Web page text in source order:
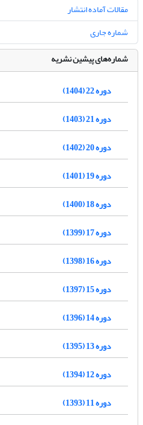
مقالات آماده انتشار
شماره جاری
شماره‌های پیشین نشریه
دوره 22 (1404)
دوره 21 (1403)
دوره 20 (1402)
دوره 19 (1401)
دوره 18 (1400)
دوره 17 (1399)
دوره 16 (1398)
دوره 15 (1397)
دوره 14 (1396)
دوره 13 (1395)
دوره 12 (1394)
دوره 11 (1393)